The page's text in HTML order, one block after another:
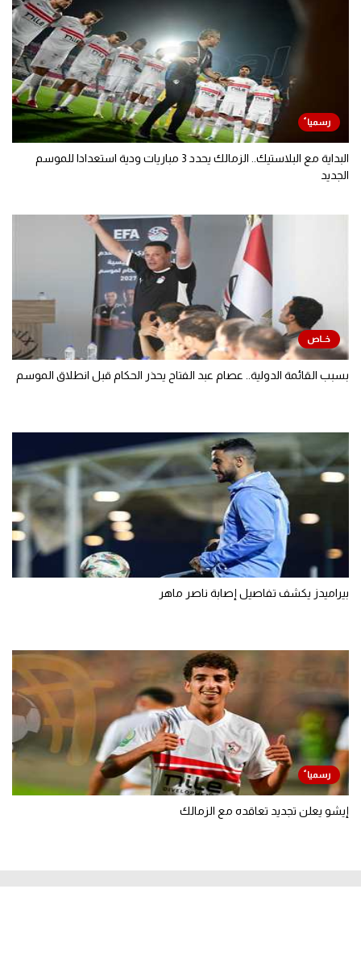
البداية مع البلاستيك.. الزمالك يحدد 3 مباريات ودية استعدادا للموسم
الجديد
بسبب القائمة الدولية.. عصام عبد الفتاح يحذر الحكام قبل انطلاق الموسم
بيراميدز يكشف تفاصيل إصابة ناصر ماهر
إيشو يعلن تجديد تعاقده مع الزمالك